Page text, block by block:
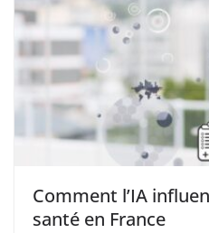
Comment l’IA
santé en France